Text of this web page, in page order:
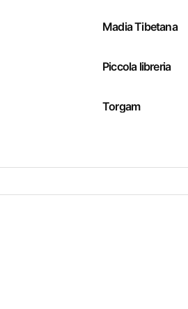
Madia Tibetana
Piccola libreria
Torgam